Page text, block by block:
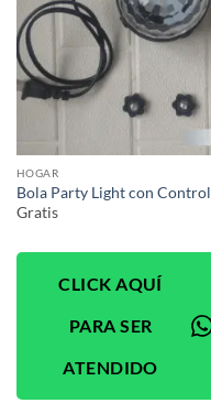
HOGAR
Bola Party Light con Control
Gratis
CLICK AQUÍ
PARA SER
ATENDIDO